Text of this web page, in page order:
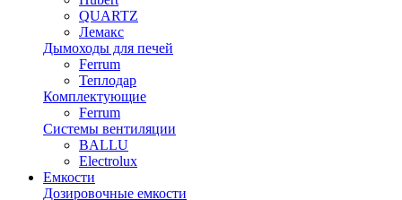
QUARTZ
Лемакс
Дымоходы для печей
Ferrum
Теплодар
Комплектующие
Ferrum
Системы вентиляции
BALLU
Electrolux
Емкости
Дозировочные емкости